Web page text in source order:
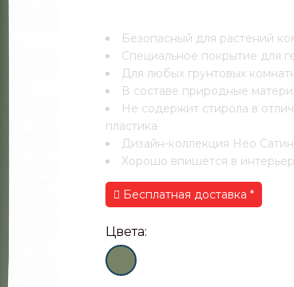
Безопасный для растений
Специальное покрытие для
Для любых грунтовых
В составе природные
Не содержит стирола в
пластика
Дизайн-коллекция Нео Сатин
Хорошо впишется в интерьер
Бесплатная доставка *
Цвета: